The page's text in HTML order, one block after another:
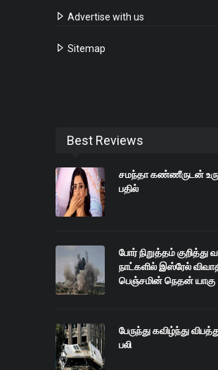
Advertise with us
Sitemap
Best Reviews
சமந்தா கண்ணீருடன்
பதில்
போர் நிறுத்தம் குறித்து
நாட்களில் இஸ்ரேல்
பெஞ்சமின் நெதன் யாகு
பேருந்து கவிழ்ந்து
பலி